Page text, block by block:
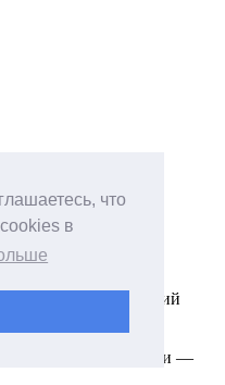
что
в
надзору
деловых отношений
удобной презентации —